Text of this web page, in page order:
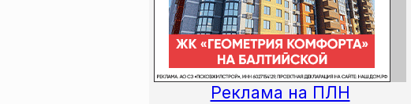
Реклама на ПЛН